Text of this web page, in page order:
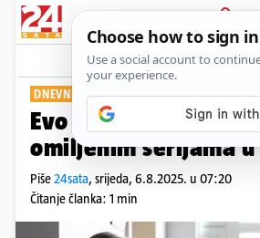
PRIJAVA
Show
DNEVNI PREGLED
Evo što će se
omiljenim serijama
Piše24sata, srijeda, 6.8.2025. u 07:20
Čitanje članka: 1 min